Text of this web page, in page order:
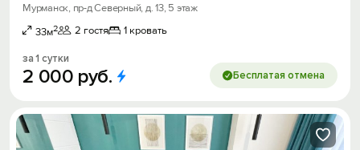
Мурманск, пр-д Северный, д. 13, 5 этаж
33м2 2 гостя 1 кровать
за 1 сутки
2 000 руб. Бесплатая отмена